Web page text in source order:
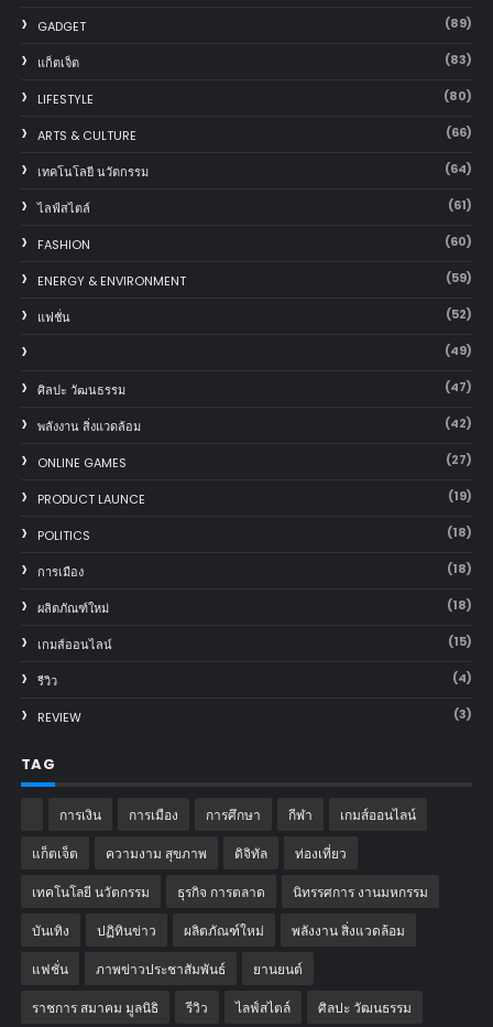
GADGET (89)
แก็ตเจ็ต (83)
LIFESTYLE (80)
ARTS & CULTURE (66)
เทคโนโลยี นวัตกรรม (64)
ไลฟ์สไตล์ (61)
FASHION (60)
ENERGY & ENVIRONMENT (59)
แฟชั่น (52)
(49)
ศิลปะ วัฒนธรรม (47)
พลังงาน สิ่งแวดล้อม (42)
ONLINE GAMES (27)
PRODUCT LAUNCE (19)
POLITICS (18)
การเมือง (18)
ผลิตภัณฑ์ใหม่ (18)
เกมส์ออนไลน์ (15)
รีวิว (4)
REVIEW (3)
TAG
การเงิน การเมือง การศึกษา กีฬา เกมส์ออนไลน์
แก็ตเจ็ต ความงาม สุขภาพ ดิจิทัล ท่องเที่ยว
เทคโนโลยี นวัตกรรม ธุรกิจ การตลาด นิทรรศการ งานมหกรรม
บันเทิง ปฏิทินข่าว ผลิตภัณฑ์ใหม่ พลังงาน สิ่งแวดล้อม
แฟชั่น ภาพข่าวประชาสัมพันธ์ ‎ยานยนต์‎
ราชการ สมาคม มูลนิธิ รีวิว ไลฟ์สไตล์ ศิลปะ วัฒนธรรม